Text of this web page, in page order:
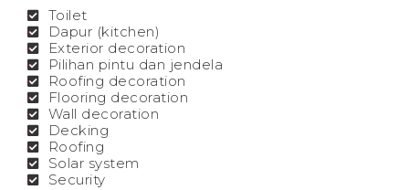
Toilet
Dapur (kitchen)
Exterior decoration
Pilihan pintu dan jendela
Roofing decoration
Flooring decoration
Wall decoration
Decking
Roofing
Solar system
Security